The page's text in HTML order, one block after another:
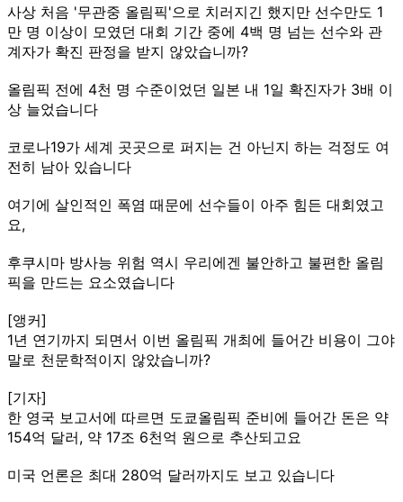
사상 처음 '무관중 올림픽'으로 치러지긴 했지만 선수만도 1
만 명 이상이 모였던 대회 기간 중에 4백 명 넘는 선수와 관
계자가 확진 판정을 받지 않았습니까?
올림픽 전에 4천 명 수준이었던 일본 내 1일 확진자가 3배 이
상 늘었습니다
코로나19가 세계 곳곳으로 퍼지는 건 아닌지 하는 걱정도 여
전히 남아 있습니다
여기에 살인적인 폭염 때문에 선수들이 아주 힘든 대회였고
요,
후쿠시마 방사능 위험 역시 우리에겐 불안하고 불편한 올림
픽을 만드는 요소였습니다
[앵커]
1년 연기까지 되면서 이번 올림픽 개최에 들어간 비용이 그야
말로 천문학적이지 않았습니까?
[기자]
한 영국 보고서에 따르면 도쿄올림픽 준비에 들어간 돈은 약
154억 달러, 약 17조 6천억 원으로 추산되고요
미국 언론은 최대 280억 달러까지도 보고 있습니다